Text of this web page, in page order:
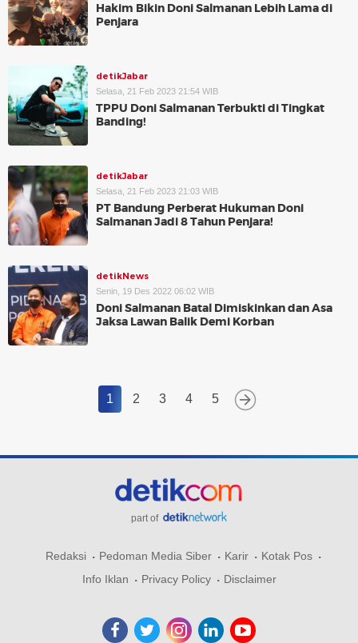
Hakim Bikin Doni Salmanan Lebih Lama di
Penjara
detikJabar
Selasa, 21 Feb 2023 21:54 WIB
TPPU Doni Salmanan Terbukti di Tingkat
Banding!
detikJabar
Selasa, 21 Feb 2023 21:03 WIB
PT Bandung Perberat Hukuman Doni
Salmanan Jadi 8 Tahun Penjara!
detikNews
Senin, 19 Des 2022 06:02 WIB
Doni Salmanan Batal Dimiskinkan dan Asa
Jaksa Lawan Balik Demi Korban
1 2 3 4 5
part of
Redaksi Pedoman Media Siber Karir
Kotak Pos
Info Iklan
Privacy Policy Disclaimer